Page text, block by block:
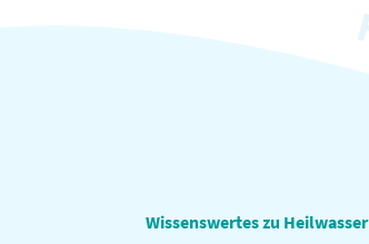
Wissenswertes zu Heilwasser